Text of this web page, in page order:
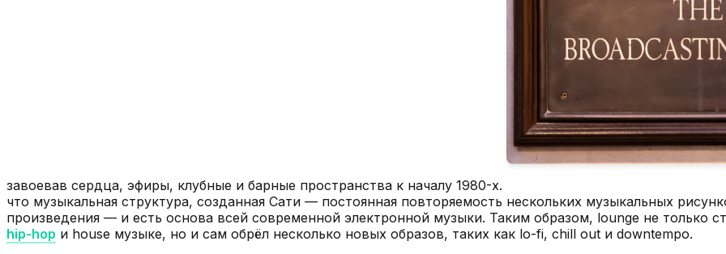
завоевав сердца, эфиры, клубные и барные пространства к началу 1980-х.
что музыкальная структура, созданная Сати — постоянная повторяемость нескольких музыкальных
произведения — и есть основа всей современной электронной музыки. Таким образом, lounge не только
hip-hop и house музыке, но и сам обрёл несколько новых образов, таких как lo-fi, chill out и downtempo.